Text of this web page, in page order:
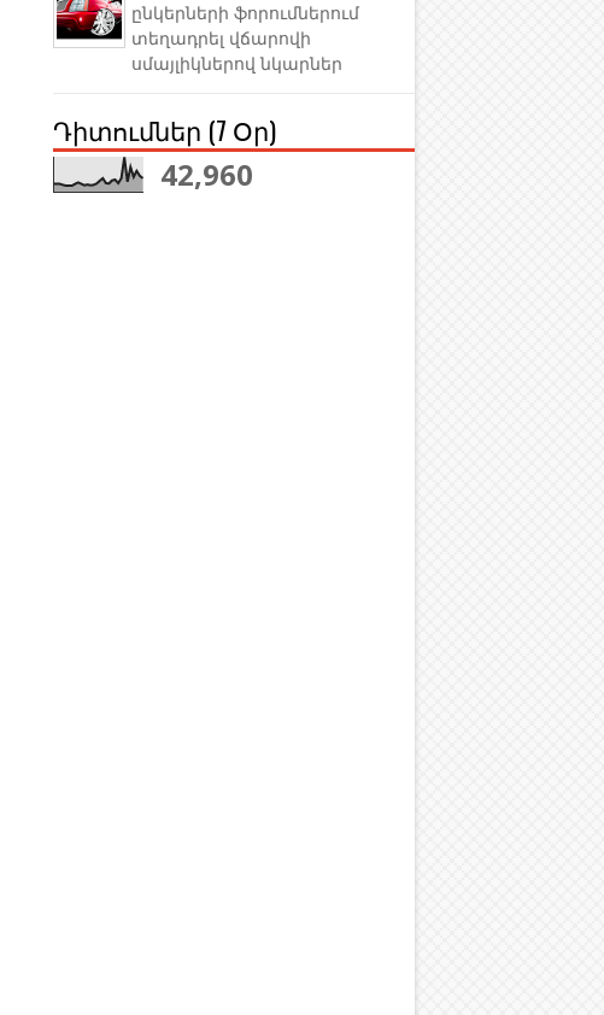
ընկերների ֆորումներում
տեղադրել վճարովի
սմայլիկներով նկարներ
Դիտումներ (7 Օր)
42,960